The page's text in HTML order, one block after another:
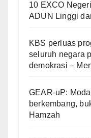
10 EXCO
ADUN Linggi
KBS perluas
seluruh negara
demokrasi –
GEAR-uP:
berkembang,
Hamzah